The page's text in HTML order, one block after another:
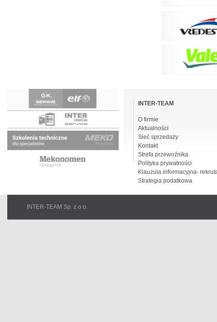
nawigacjeINTER-TEAM
O firmie
Aktualności
Sieć sprzedaży
Kontakt
Strefa przewoźnika
Polityka prywatności
Klauzula informacyjna-
Strategia podatkowa
INTER-TEAM Sp. z o.o.